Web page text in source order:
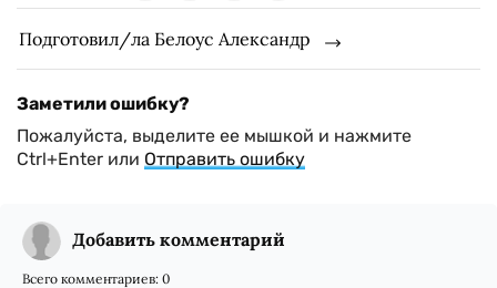
Подготовил/ла Белоус Александр
Заметили ошибку?
Пожалуйста, выделите ее мышкой и нажмите
Ctrl+Enter или Отправить ошибку
Добавить комментарий
Всего комментариев: 0